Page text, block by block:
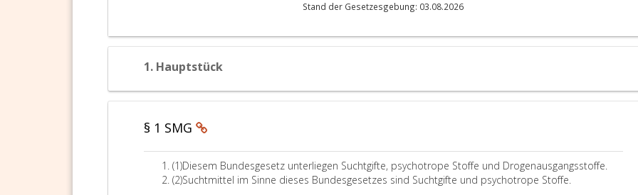
Stand der Gesetzesgebung: 03.08.2026
1. Hauptstück
§ 1 SMG
(1)A
b
Diesem Bundesgesetz unterliegen Suchtgifte, psychotrope Stoffe und Drogenausgangsstoffe.
(2)ASuchtmittel im Sinne dieses Bundesgesetzes sind Suchtgifte und psychotrope Stoffe.